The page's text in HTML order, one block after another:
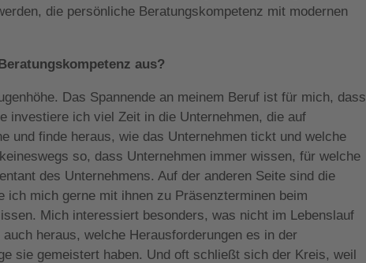
die persönliche Beratungskompetenz mit modernen
aus?
Das Spannende an meinem Beruf ist für mich, dass
investiere ich viel Zeit in die Unternehmen, die auf
und finde heraus, wie das Unternehmen tickt und welche
so, dass Unternehmen immer wissen, für welche
des Unternehmens. Auf der anderen Seite sind die
mich gerne mit ihnen zu Präsenzterminen beim
Mich interessiert besonders, was nicht im Lebenslauf
heraus, welche Herausforderungen es in der
sie gemeistert haben. Und oft schließt sich der Kreis, weil